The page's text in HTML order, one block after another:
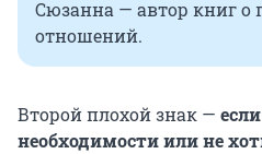
Сюзанна — автор книг о
отношений.
Второй плохой знак —
необходимости или не